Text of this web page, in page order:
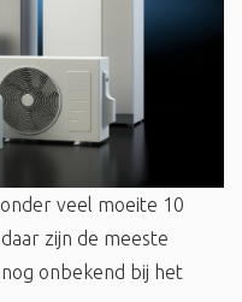
veel moeite 10
zijn de meeste
onbekend bij het